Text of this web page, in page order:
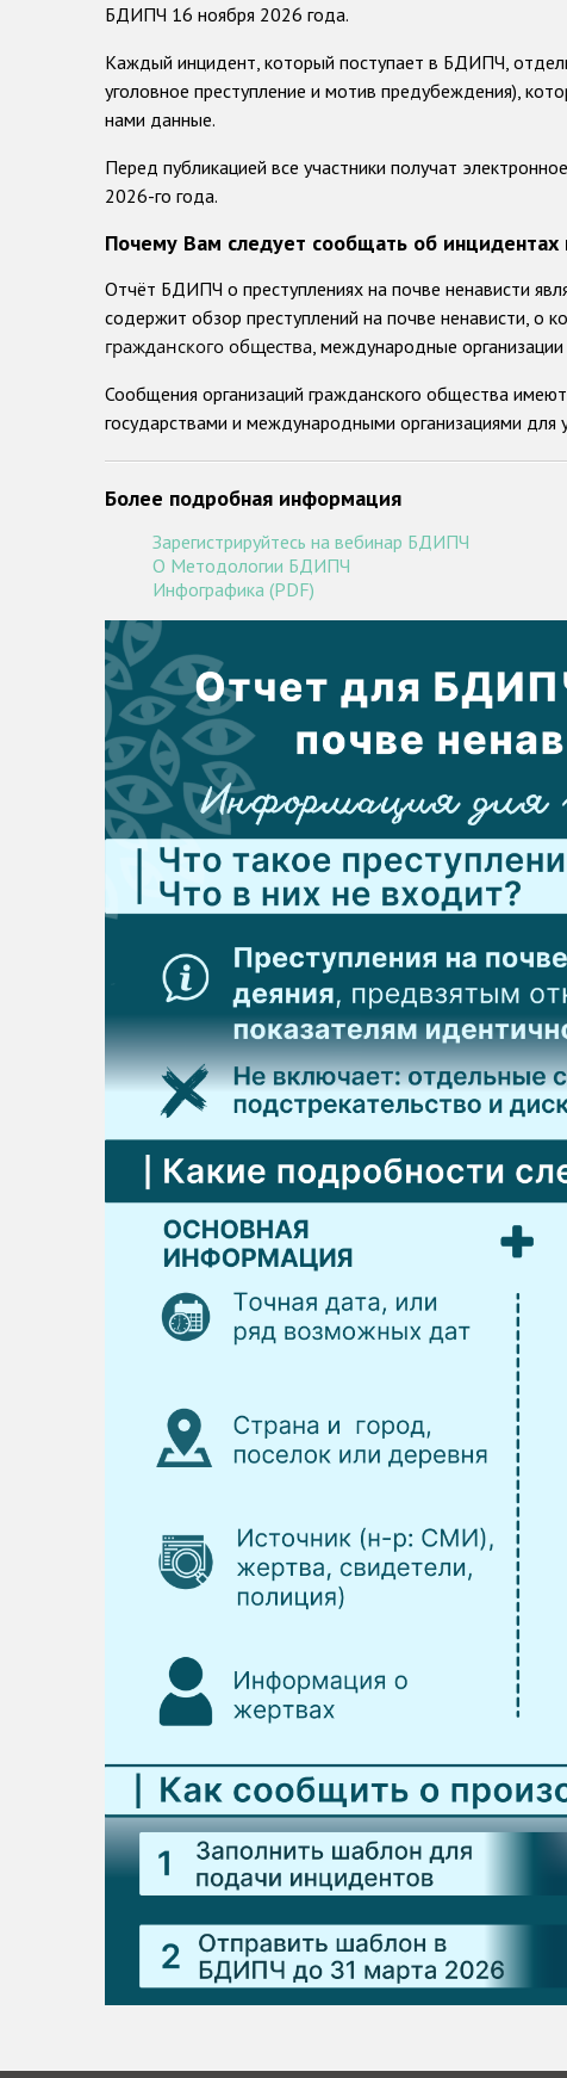
БДИПЧ 16 ноября 2026 года.
Каждый инцидент, который поступает в БДИПЧ,
уголовное преступление и мотив предубеждения),
нами данные.
Перед публикацией все участники получат
2026-го года.
Почему Вам следует сообщать об
Отчёт БДИПЧ о преступлениях на почве ненависти
содержит обзор преступлений на почве ненависти, о
гражданского общества, международные
Сообщения организаций гражданского общества
государствами и международными организациями для
Более подробная информация
Зарегистрируйтесь на вебинар БДИПЧ
О Методологии БДИПЧ
Инфографика (PDF)